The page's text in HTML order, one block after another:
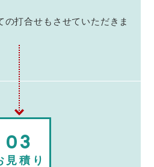
の打合せもさせていただきま
03
見積り